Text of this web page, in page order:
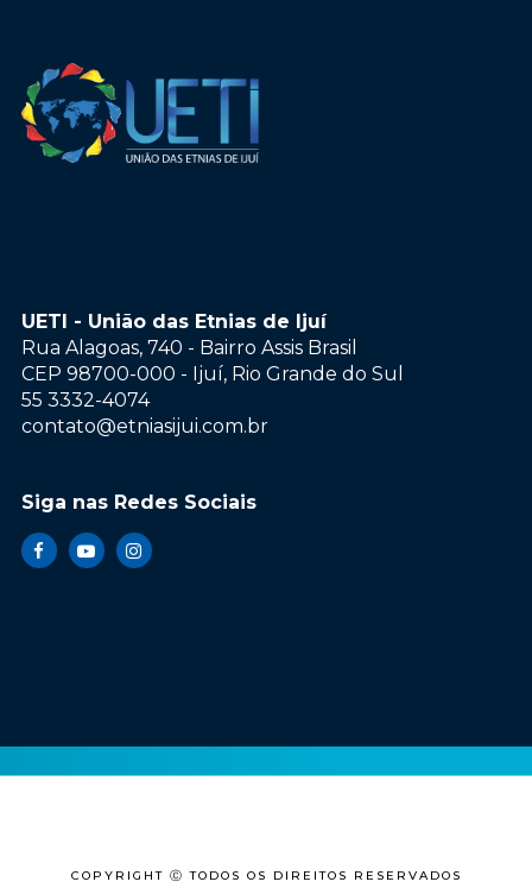
UETI - União das Etnias de Ijuí
Rua Alagoas, 740 - Bairro Assis Brasil
CEP 98700-000 - Ijuí, Rio Grande do Sul
55 3332-4074
contato@etniasijui.com.br
Siga nas Redes Sociais
COPYRIGHT Ⓒ TODOS OS DIREITOS RESERVADOS